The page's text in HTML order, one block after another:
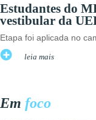
Estudantes do
vestibular da
Etapa foi aplicada no
leia mais
Em foco